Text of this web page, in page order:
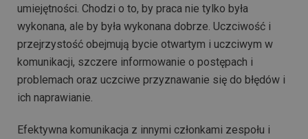
umiejętności. Chodzi o to, by praca nie tylko była
wykonana, ale by była wykonana dobrze. Uczciwość i
przejrzystość obejmują bycie otwartym i uczciwym w
komunikacji, szczere informowanie o postępach i
problemach oraz uczciwe przyznawanie się do błędów i
ich naprawianie.
Efektywna komunikacja z innymi członkami zespołu i